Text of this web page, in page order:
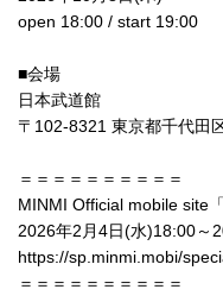
open 18:00 / start 19:00
■会場
日本武道館
〒102-8321 東京都千代田
＝＝＝＝＝＝＝＝＝＝
MINMI Official mobile site
2026年2月4日(水)18:00～
https://sp.minmi.mobi/
＝＝＝＝＝＝＝＝＝＝